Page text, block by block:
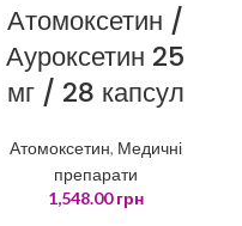
Атомоксетин /
Ауроксетин 25
мг / 28 капсул
Атомоксетин, Медичні
препарати
1,548.00грн